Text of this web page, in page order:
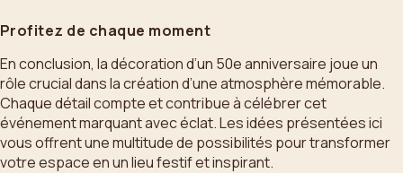
Profitez de chaque moment
En conclusion, la décoration d’un 50e anniversaire joue un
rôle crucial dans la création d’une atmosphère mémorable.
Chaque détail compte et contribue à célébrer cet
événement marquant avec éclat. Les idées présentées ici
vous offrent une multitude de possibilités pour transformer
votre espace en un lieu festif et inspirant.